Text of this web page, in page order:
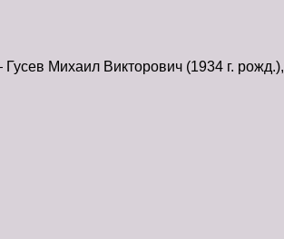
Михаил Викторович (1934 г.